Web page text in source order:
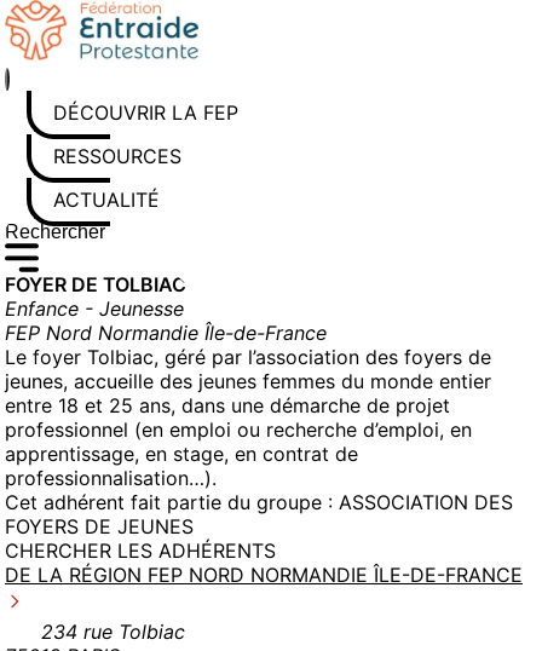
Aller
au
contenu
DÉCOUVRIR LA FEP
RESSOURCES
ACTUALITÉS
Rechercher sur le site
Saisissez au moins 3 caractères pour lancer la recherche
FOYER DE TOLBIAC
Enfance - Jeunesse
FEP Nord Normandie Île-de-France
Le foyer Tolbiac, géré par l’association des foyers de
jeunes, accueille des jeunes femmes du monde entier
entre 18 et 25 ans, dans une démarche de projet
professionnel (en emploi ou recherche d’emploi, en
apprentissage, en stage, en contrat de
professionnalisation…).
Cet adhérent fait partie du groupe : ASSOCIATION DES
FOYERS DE JEUNES
CHERCHER LES ADHÉRENTS
DE LA RÉGION FEP NORD NORMANDIE ÎLE-DE-FRANCE
234 rue Tolbiac